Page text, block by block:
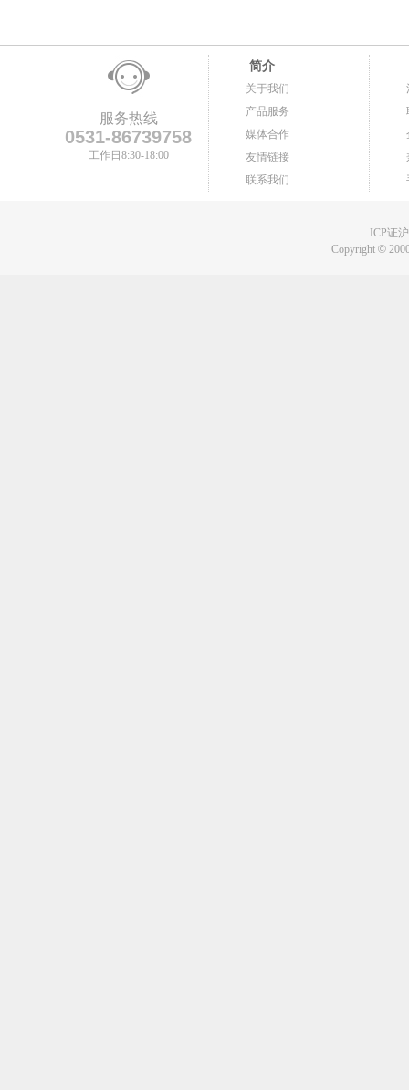
服务热线
0531-86739758
工作日8:30-18:00
简介
关于我们
产品服务
媒体合作
友情链接
联系我们
ICP证
Copyright©